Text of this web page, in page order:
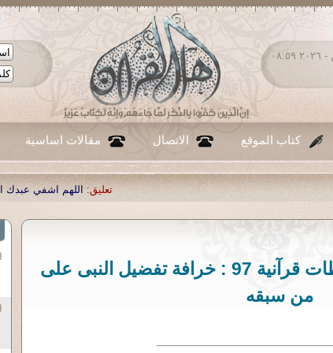
الجمعة ٠٧ - أغسطس - ٢٠٢٦ ٠٨:٥٩
كتاب الموقع الاتصال مقالات اساسية
اللهم اشفي عبدك احمد صبحي منصور|تعليق: ...
د أحمد صبحى منصور لحظات قرآنية 97 : خرافة تفضيل النبى على
من سبقه